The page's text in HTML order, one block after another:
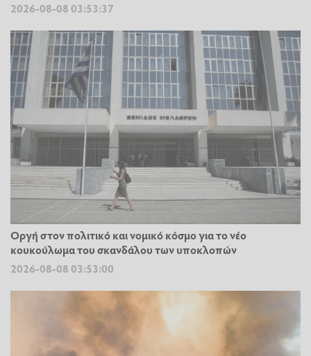
2026-08-08 03:53:37
Οργή στον πολιτικό και νομικό κόσμο για το νέο
κουκούλωμα του σκανδάλου των υποκλοπών
2026-08-08 03:53:00